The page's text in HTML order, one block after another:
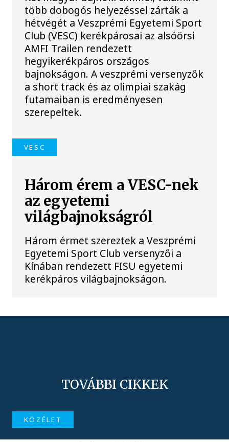
több dobogós helyezéssel zárták a
hétvégét a Veszprémi Egyetemi Sport
Club (VESC) kerékpárosai az alsóörsi
AMFI Trailen rendezett
hegyikerékpáros országos
bajnokságon. A veszprémi versenyzők
a short track és az olimpiai szakág
futamaiban is eredményesen
szerepeltek.
VESC
Három érem a VESC-nek
az egyetemi
világbajnokságról
Három érmet szereztek a Veszprémi
Egyetemi Sport Club versenyzői a
Kínában rendezett FISU egyetemi
kerékpáros világbajnokságon.
TOVÁBBI CIKKEK
KÖZÉLET